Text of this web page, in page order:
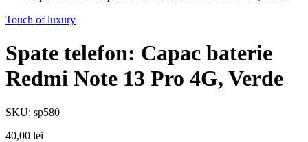
Touch of luxury
Spate telefon: Capac baterie
Redmi Note 13 Pro 4G, Verde
SKU: sp580
40,00 lei